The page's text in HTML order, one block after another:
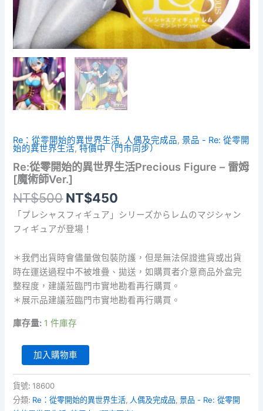
Re：從零開始的異世界生活, 人偶及完成品,景品 - Re: 從零開
始的異世界生活,特價中（門市同步）
Re:從零開始的異世界生活Precious Figure – 雷姆
[魔術師Ver.]
NT$500 原
始
價
NT$500。
NT$450
前
NT$450。
「プレシャスフィギュア」シリーズからレムのマジシャン
フィギュアが登場！
＊我們出貨時會儘量做包裝防護，但是無法保證進貨或出貨
時在運送過程中不被堆疊、拋送，如購買者介意商品外盒完
整程度，建議蒞臨門市實地勘看再行購買。
＊展示品建議蒞臨門市實地勘看再行購買。
庫存量: 1 件庫存
Re:
零
開
始
加入購物車
貨號:18600
分類: Re：從零開始的異世界生活, 人偶及完成品,景品 - Re: 從零開